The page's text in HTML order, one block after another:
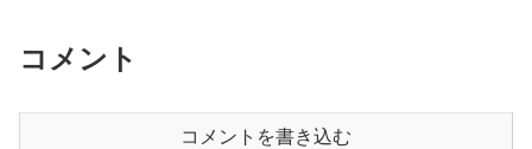
コメント
コメントを書き込む